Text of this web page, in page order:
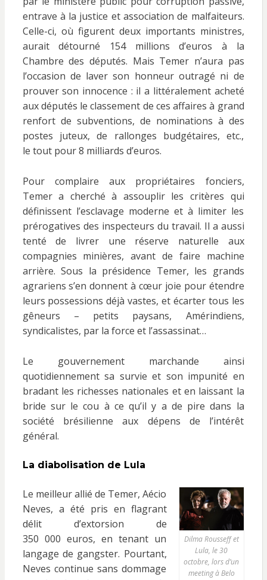
entrave à la justice et association de malfaiteurs.
Celle-ci, où figurent deux importants ministres,
aurait détourné 154 millions d’euros à la
Chambre des députés. Mais Temer n’aura pas
l’occasion de laver son honneur outragé ni de
prouver son innocence : il a littéralement acheté
aux députés le classement de ces affaires à grand
renfort de subventions, de nominations à des
postes juteux, de rallonges budgétaires, etc.,
le tout pour 8 milliards d’euros.
Pour complaire aux propriétaires fonciers,
Temer a cherché à assouplir les critères qui
définissent l’esclavage moderne et à limiter les
prérogatives des inspecteurs du travail. Il a aussi
tenté de livrer une réserve naturelle aux
compagnies minières, avant de faire machine
arrière. Sous la présidence Temer, les grands
agrariens s’en donnent à cœur joie pour étendre
leurs possessions déjà vastes, et écarter tous les
gêneurs – petits paysans, Amérindiens,
syndicalistes, par la force et l’assassinat…
Le gouvernement marchande ainsi
quotidiennement sa survie et son impunité en
bradant les richesses nationales et en laissant la
bride sur le cou à ce qu’il y a de pire dans la
société brésilienne aux dépens de l’intérêt
général.
La diabolisation de Lula
Dilma Rousseff et
Lula, le 30
octobre, lors d’un
meeting à Belo
Le meilleur allié de Temer, Aécio
Neves, a été pris en flagrant
délit d’extorsion de
350 000 euros, en tenant un
langage de gangster. Pourtant,
Neves continue sans dommage